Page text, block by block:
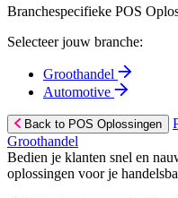
Branchespecifieke POS
Selecteer jouw branche:
Groothandel
Automotive
Back to POS Oplossingen
Groothandel
Bedien je klanten snel en
oplossingen voor je